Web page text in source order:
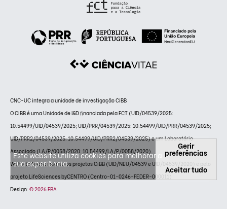
CNC-UC integra a unidade de investigação CiBB
O CiBB é uma Unidade de I&D financiada pela FCT (UID/04539/2025:
10.54499/UID/04539/2025; UID/PRR/04539/2025: 10.54499/UID/PRR/04539/2025;
UID/PRR2/04539/2025: 10.54499/UID/PRR2/04539/2025) e um Laboratório
Associado (LA/P/0058/2020: 10.54499/LA/P/0058/2020).
Website financiado pelos projetos CiBB (UID/NEU/04539 e UID/04539/2020) e pelo
projeto LifeSciences byCENTRO (Centro-01-0246-FEDER-000011)
Design: © 2026 FBA
Este website utiliza cookies para melhorar a
sua experiência.
Gerir
preferências
Aceitar tudo